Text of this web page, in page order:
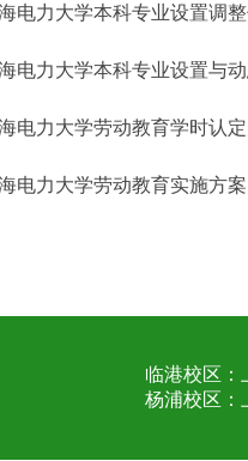
电力大学本科专业设置调整
电力大学本科专业设置与
电力大学劳动教育学时认
电力大学劳动教育实施方案
临港校区：
杨浦校区：